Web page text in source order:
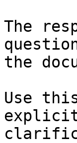
The
the
Use